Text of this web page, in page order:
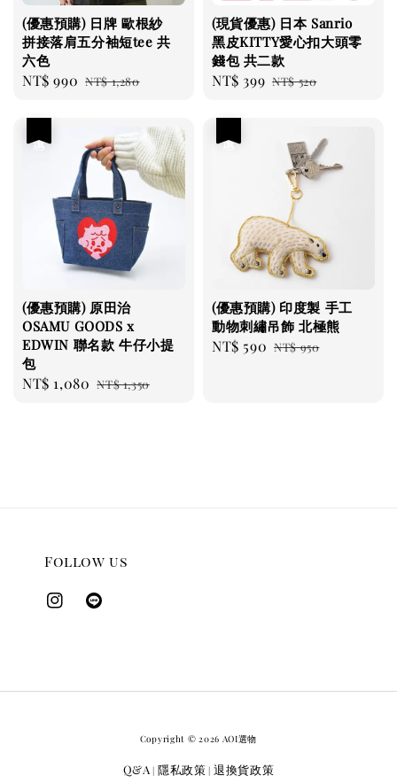
(優惠預購) 日牌 歐根紗
拼接落肩五分袖短tee 共
六色
Sale
NT$ 990 Regular
NT$ 1,280
(現貨優惠) 日本 Sanrio
黑皮KITTY愛心扣大頭零
錢包 共二款
Sale
NT$ 399 Regular
NT$ 520
(優惠預購) 原田治
OSAMU GOODS x
EDWIN 聯名款 牛仔小提
包
Sale
NT$ 1,080 Regular
NT$ 1,350
(優惠預購) 印度製 手工
動物刺繡吊飾 北極熊
Sale
NT$ 590 Regular
NT$ 950
Follow us
Copyright © 2026 AOI選物
Q&A | 隱私政策 | 退換貨政策